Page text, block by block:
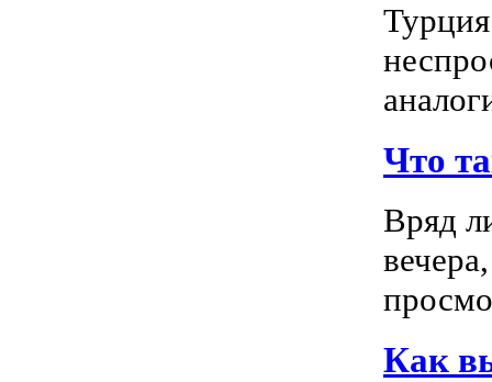
Что
Вряд
Как